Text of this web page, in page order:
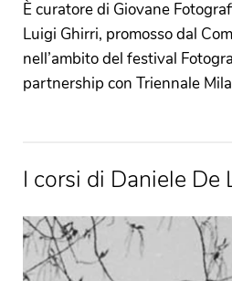
È curatore di Giovane
Luigi Ghirri, promosso dal
nell’ambito del festival
partnership con Triennale
I corsi di Daniele De